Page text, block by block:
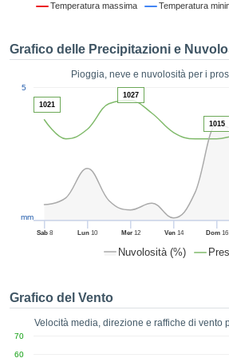
per
senza
clic sul
ACCETTA
CONTINUA
IMPOSTAZIONI
Temperatura massima Temperatura
Grafico delle Precipitazioni e
Pioggia, neve e nuvolosità per i
Nuvolosità (%)
Sab8 Lun 10 Mer12 Ven14 Dom16
5
mm
1021
1027
1015
Grafico del Vento
Velocità media, direzione e raffiche di vento
60
70